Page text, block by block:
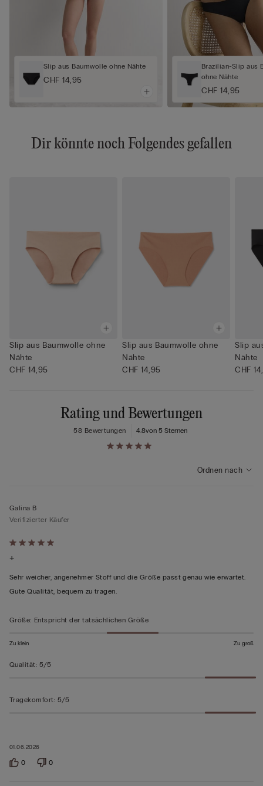
Slip aus Baumwolle ohne Nähte
CHF 14,95
Brazilian-Slip aus
ohne Nähte
CHF 14,95
Dir könnte noch Folgendes gefallen
Slip aus Baumwolle ohne
Nähte
CHF 14,95
Slip aus Baumwolle ohne
Nähte
CHF 14,95
Slip
Nähte
CHF
Rating und Bewertungen
4.8von 5 Sternen
58 Bewertungen
Ordnen nach
Mit
5
von
5
01.06.2026
Galina B
Verifizierter Käufer
+
Sehr weicher, angenehmer Stoff und die Größe passt genau wie erwartet.
Gute Qualität, bequem zu tragen.
Größe: Entspricht der tatsächlichen Größe
Zu klein Zu groß
Qualität: 5/5
Tragekomfort: 5/5
0 0